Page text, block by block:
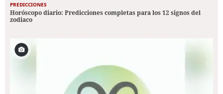
PREDICCIONES
Horóscopo diario: Predicciones completas para los 12 signos del
zodiaco